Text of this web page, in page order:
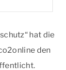
hat die
den